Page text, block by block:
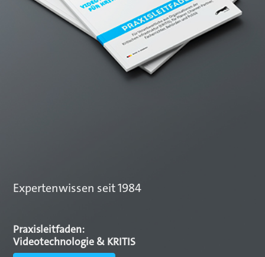
Expertenwissen seit 1984
Praxisleitfaden:
Videotechnologie & KRITIS